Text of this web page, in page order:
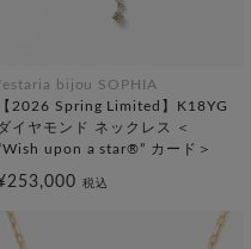
bijou SOPHIA
【2026 Spring Limited】K18YG
イヤモンド ネックレス ＜
upon a star®” カード＞
税込